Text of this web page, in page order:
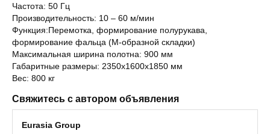
Частота: 50 Гц
Производительность: 10 – 60 м/мин
Функция:Перемотка, формирование полурукава,
формирование фальца (М-образной складки)
Максимальная ширина полотна: 900 мм
Габаритные размеры: 2350х1600х1850 мм
Вес: 800 кг
Свяжитесь с автором объявления
Eurasia Group